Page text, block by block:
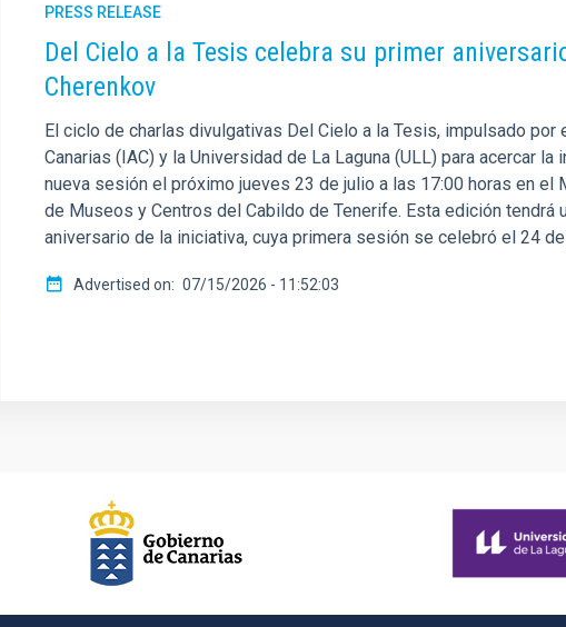
PRESS RELEASE
Del Cielo a la Tesis celebra su primer
Cherenkov
El ciclo de charlas divulgativas Del Cielo a la Tesis, impulsado
Canarias (IAC) y la Universidad de La Laguna (ULL) para acercar
nueva sesión el próximo jueves 23 de julio a las 17:00 horas en
de Museos y Centros del Cabildo de Tenerife. Esta edición tendrá
aniversario de la iniciativa, cuya primera sesión se celebró el 24
Advertised on 07/15/2026 - 11:52:03